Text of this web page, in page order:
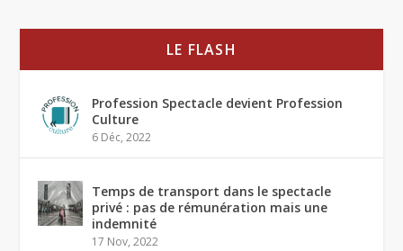
LE FLASH
Profession Spectacle devient Profession
Culture
6 Déc, 2022
Temps de transport dans le spectacle
privé : pas de rémunération mais une
indemnité
17 Nov, 2022